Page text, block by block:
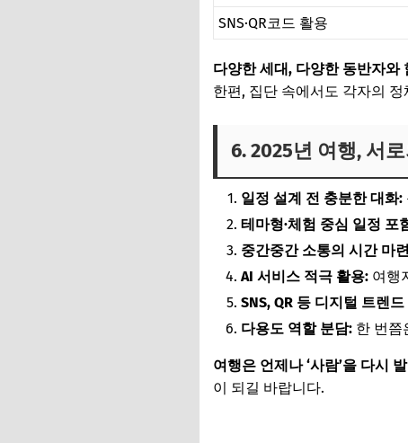
SNS·QR코드 활용
다양한 세대, 다양한 동반자와
한편, 집단 속에서도 각자의
6. 2025년 여행, 서
일정 설계 전 충분한 대화:
테마형·체험 중심 일정 포
중간중간 소통의 시간 마
AI 서비스 적극 활용: 여행
SNS, QR 등 디지털 트렌
다용도 역할 분담: 한 번쯤
여행은 언제나 ‘사람’을 다시
이 되길 바랍니다.